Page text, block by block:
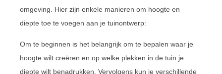
omgeving. Hier zijn enkele manieren om hoogte en
diepte toe te voegen aan je tuinontwerp:
Om te beginnen is het belangrijk om te bepalen waar je
hoogte wilt creëren en op welke plekken in de tuin je
diepte wilt benadrukken. Vervolgens kun je verschillende